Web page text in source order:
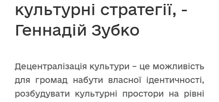
культурні стратегії, -
Геннадій Зубко
Децентралізація культури – це можливість
для громад набути власної ідентичності,
розбудувати культурні простори на рівні